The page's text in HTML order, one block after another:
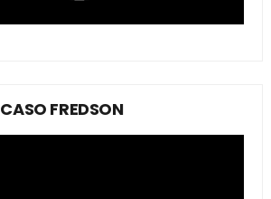
CASO FREDSON